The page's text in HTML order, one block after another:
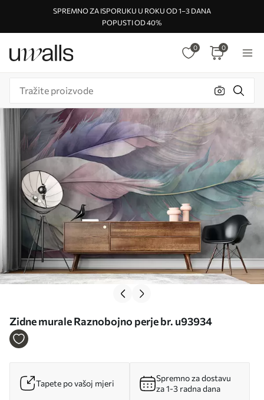
SPREMNO ZA ISPORUKU U ROKU OD 1–3 DANA
POPUSTI OD 40%
0 0
Zidne murale Raznobojno perje br. u93934
Tapete po vašoj mjeri
Spremno za dostavu
za 1-3 radna dana